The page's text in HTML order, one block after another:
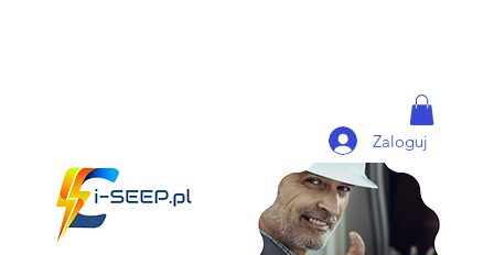
Zaloguj